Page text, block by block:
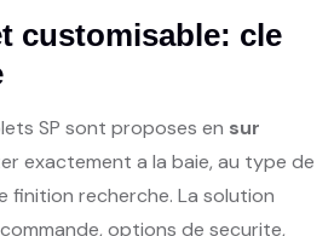
customisable: cle
SP sont proposes en sur
exactement a la baie, au type de
finition recherche. La solution
options de securite,